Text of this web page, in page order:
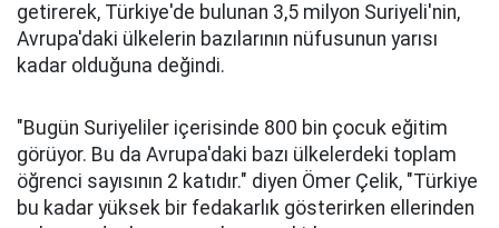
getirerek, Türkiye'de bulunan 3,5 milyon Suriyeli'nin,
Avrupa'daki ülkelerin bazılarının nüfusunun yarısı
kadar olduğuna değindi.
"Bugün Suriyeliler içerisinde 800 bin çocuk eğitim
görüyor. Bu da Avrupa'daki bazı ülkelerdeki toplam
öğrenci sayısının 2 katıdır." diyen Ömer Çelik, "Türkiye
bu kadar yüksek bir fedakarlık gösterirken ellerinden